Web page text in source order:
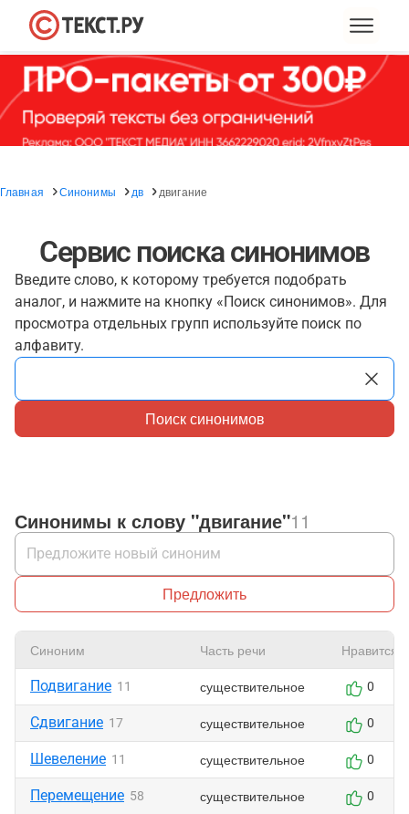
Главная Синонимы дв двигание
Сервис поиска синонимов
Введите слово, к которому требуется подобрать
аналог, и нажмите на кнопку «Поиск синонимов». Для
просмотра отдельных групп используйте поиск по
алфавиту.
Поиск синонимов
Синонимы к слову "двигание"11
Предложить
Синоним Часть речи Нравится
Подвигание 11 существительное 0
Сдвигание 17 существительное 0
Шевеление 11 существительное 0
Перемещение 58 существительное 0